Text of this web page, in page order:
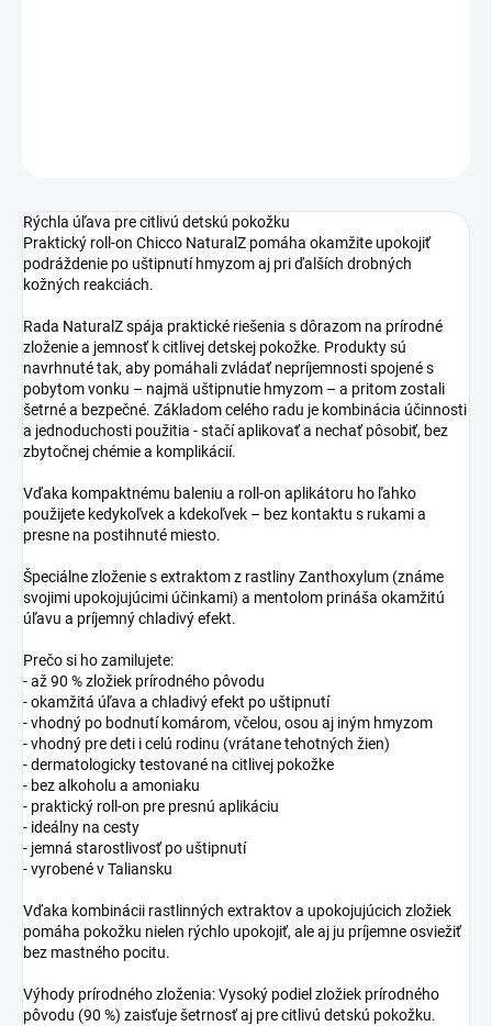
Rýchla úľava pre citlivú detskú pokožku
Praktický roll-on Chicco NaturalZ pomáha okamžite upokojiť
podráždenie po uštipnutí hmyzom aj pri ďalších drobných
kožných reakciách.
Rada NaturalZ spája praktické riešenia s dôrazom na prírodné
zloženie a jemnosť k citlivej detskej pokožke. Produkty sú
navrhnuté tak, aby pomáhali zvládať nepríjemnosti spojené s
pobytom vonku – najmä uštipnutie hmyzom – a pritom zostali
šetrné a bezpečné. Základom celého radu je kombinácia účinnosti
a jednoduchosti použitia - stačí aplikovať a nechať pôsobiť, bez
zbytočnej chémie a komplikácií.
Vďaka kompaktnému baleniu a roll-on aplikátoru ho ľahko
použijete kedykoľvek a kdekoľvek – bez kontaktu s rukami a
presne na postihnuté miesto.
Špeciálne zloženie s extraktom z rastliny Zanthoxylum (známe
svojimi upokojujúcimi účinkami) a mentolom prináša okamžitú
úľavu a príjemný chladivý efekt.
Prečo si ho zamilujete:
- až 90 % zložiek prírodného pôvodu
- okamžitá úľava a chladivý efekt po uštipnutí
- vhodný po bodnutí komárom, včelou, osou aj iným hmyzom
- vhodný pre deti i celú rodinu (vrátane tehotných žien)
- dermatologicky testované na citlivej pokožke
- bez alkoholu a amoniaku
- praktický roll-on pre presnú aplikáciu
- ideálny na cesty
- jemná starostlivosť po uštipnutí
- vyrobené v Taliansku
Vďaka kombinácii rastlinných extraktov a upokojujúcich zložiek
pomáha pokožku nielen rýchlo upokojiť, ale aj ju príjemne osviežiť
bez mastného pocitu.
Výhody prírodného zloženia: Vysoký podiel zložiek prírodného
pôvodu (90 %) zaisťuje šetrnosť aj pre citlivú detskú pokožku.